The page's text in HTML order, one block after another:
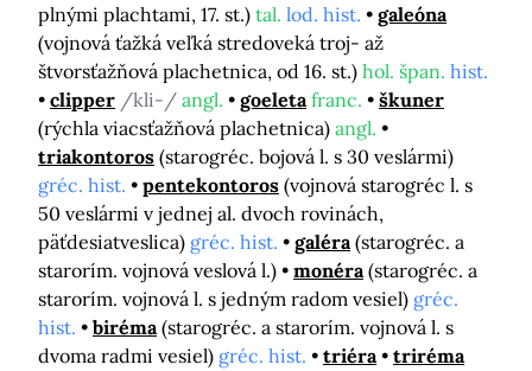
plnými plachtami, 17. st.) tal. lod. hist.
galeóna
(vojnová ťažká veľká stredoveká troj- až
štvorsťažňová plachetnica, od 16. st.) hol. špan. hist.
clipper /kli-/ angl. goeleta franc.
škuner
(rýchla viacsťažňová plachetnica) angl.
triakontoros (starogréc. bojová l. s 30 veslármi)
gréc. hist.
pentekontoros (vojnová starogréc l. s
50 veslármi v jednej al. dvoch rovinách,
päťdesiatveslica) gréc. hist. galéra (starogréc. a
starorím. vojnová veslová l.)
monéra (starogréc. a
starorím. vojnová l. s jedným radom vesiel) gréc.
hist.
biréma (starogréc. a starorím. vojnová l. s
dvoma radmi vesiel) gréc. hist. triéra
triréma